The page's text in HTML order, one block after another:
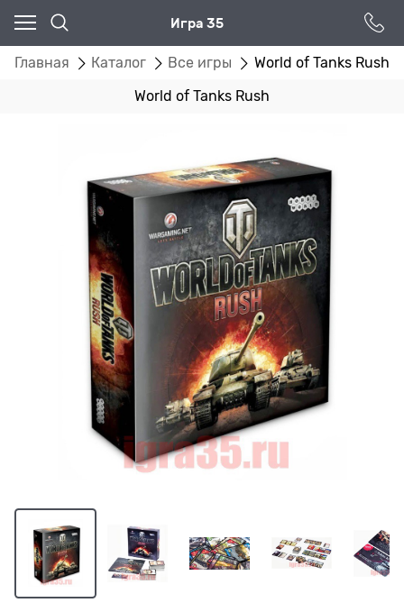
Игра 35
Главная Каталог Все игры World of Tanks Rush
World of Tanks Rush